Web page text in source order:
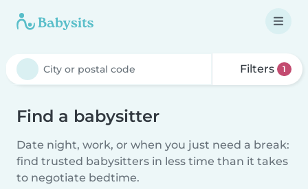
Filters 1
Find a babysitter
Date night, work, or when you just need a break:
find trusted babysitters in less time than it takes
to negotiate bedtime.